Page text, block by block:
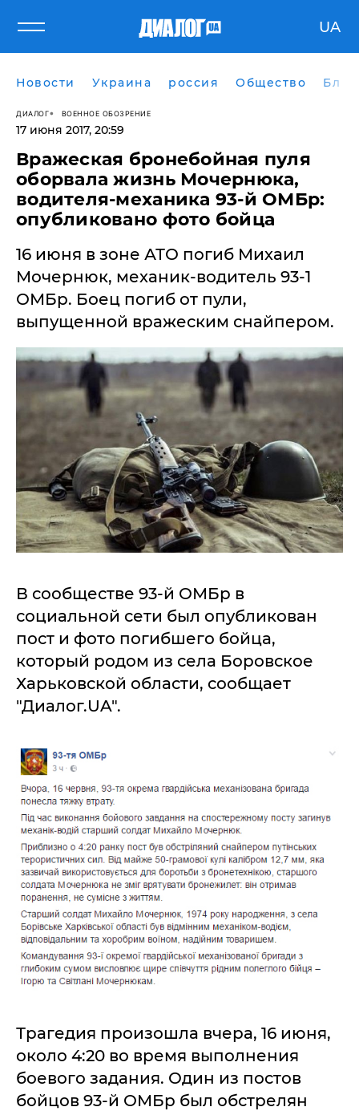
UA
Новости Украина россия Общество
ДИАЛОГ ВОЕННОЕ ОБОЗРЕНИЕ
17 июня 2017, 20:59
​Вражеская бронебойная пуля
оборвала жизнь Мочернюка,
водителя-механика 93-й ОМБр:
опубликовано фото бойца
16 июня в зоне АТО погиб Михаил
Мочернюк, механик-водитель 93-1
ОМБр. Боец погиб от пули,
выпущенной вражеским снайпером.
В сообществе 93-й ОМБр в
социальной сети был опубликован
пост и фото погибшего бойца,
который родом из села Боровское
Харьковской области, сообщает
"Диалог.UA".
Трагедия произошла вчера, 16 июня,
около 4:20 во время выполнения
боевого задания. Один из постов
бойцов 93-й ОМБр был обстрелян